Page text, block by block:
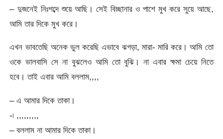
– দুজনেই নিঃশব্দে শুয়ে আছি। সেই বিচ্ছানার ও পাশে মুখ করে সুয়ে আছে,
আমি তার দিকে মুখ করে।
এখন ভাবতেছি অনেক ভুল করেছি এভাবে ঝগড়া, মারা- মারি করে। আমি তো
ওকে ভালবাসি সে না বুঝলেও আমি তো বুঝি। না এবার ক্ষমা চেয়ে নিতে
হবে। তাই এবার আমি বললাম,,,,
– এ আমার দিকে তাকা।
-৷ ,,,,,,,,,
– বললাম না আমার দিকে তাকা।